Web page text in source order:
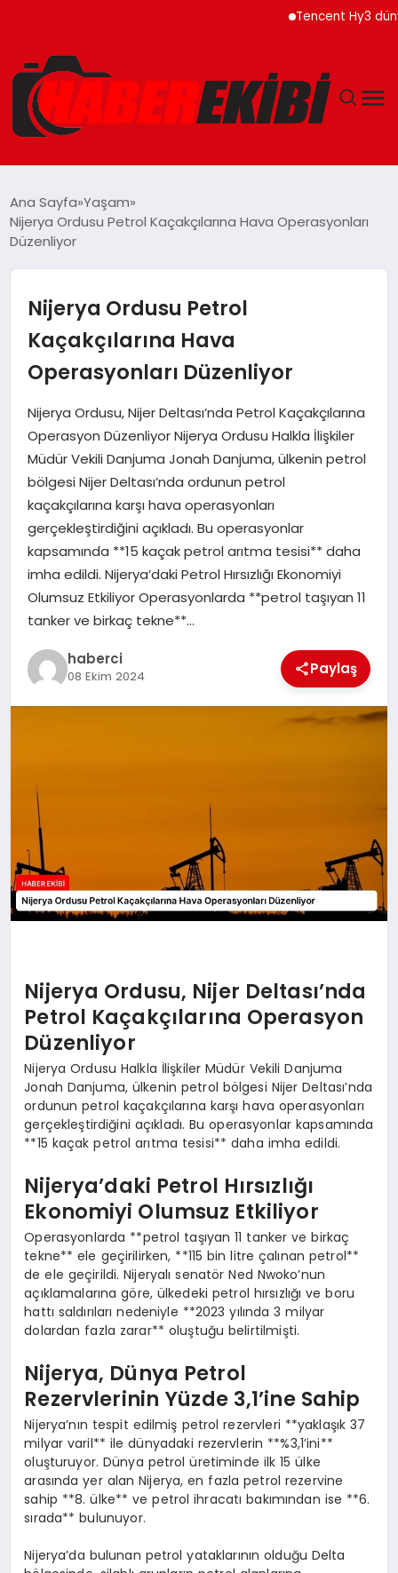
Tencent Hy3 dünya
GÜNCEL
EKONOMI
MAGAZIN
SAĞLIK
SPOR
TEKNOLOJI
YAŞAM
Ana Sayfa Yaşam
Nijerya Ordusu Petrol Kaçakçılarına Hava Operasyonları
Düzenliyor
Nijerya Ordusu Petrol
Kaçakçılarına Hava
Operasyonları Düzenliyor
Nijerya Ordusu, Nijer Deltası’nda Petrol Kaçakçılarına
Operasyon Düzenliyor Nijerya Ordusu Halkla İlişkiler
Müdür Vekili Danjuma Jonah Danjuma, ülkenin petrol
bölgesi Nijer Deltası’nda ordunun petrol
kaçakçılarına karşı hava operasyonları
gerçekleştirdiğini açıkladı. Bu operasyonlar
kapsamında **15 kaçak petrol arıtma tesisi** daha
imha edildi. Nijerya’daki Petrol Hırsızlığı Ekonomiyi
Olumsuz Etkiliyor Operasyonlarda **petrol taşıyan 11
tanker ve birkaç tekne**…
haberci
08 Ekim 2024 Paylaş
Nijerya Ordusu, Nijer Deltası’nda
Petrol Kaçakçılarına Operasyon
Düzenliyor
Nijerya Ordusu Halkla İlişkiler Müdür Vekili Danjuma
Jonah Danjuma, ülkenin petrol bölgesi Nijer Deltası’nda
ordunun petrol kaçakçılarına karşı hava operasyonları
gerçekleştirdiğini açıkladı. Bu operasyonlar kapsamında
**15 kaçak petrol arıtma tesisi** daha imha edildi.
Nijerya’daki Petrol Hırsızlığı
Ekonomiyi Olumsuz Etkiliyor
Operasyonlarda **petrol taşıyan 11 tanker ve birkaç
tekne** ele geçirilirken, **115 bin litre çalınan petrol**
de ele geçirildi. Nijeryalı senatör Ned Nwoko’nun
açıklamalarına göre, ülkedeki petrol hırsızlığı ve boru
hattı saldırıları nedeniyle **2023 yılında 3 milyar
dolardan fazla zarar** oluştuğu belirtilmişti.
Nijerya, Dünya Petrol
Rezervlerinin Yüzde 3,1’ine Sahip
Nijerya’nın tespit edilmiş petrol rezervleri **yaklaşık 37
milyar varil** ile dünyadaki rezervlerin **%3,1’ini**
oluşturuyor. Dünya petrol üretiminde ilk 15 ülke
arasında yer alan Nijerya, en fazla petrol rezervine
sahip **8. ülke** ve petrol ihracatı bakımından ise **6.
sırada** bulunuyor.
Nijerya’da bulunan petrol yataklarının olduğu Delta